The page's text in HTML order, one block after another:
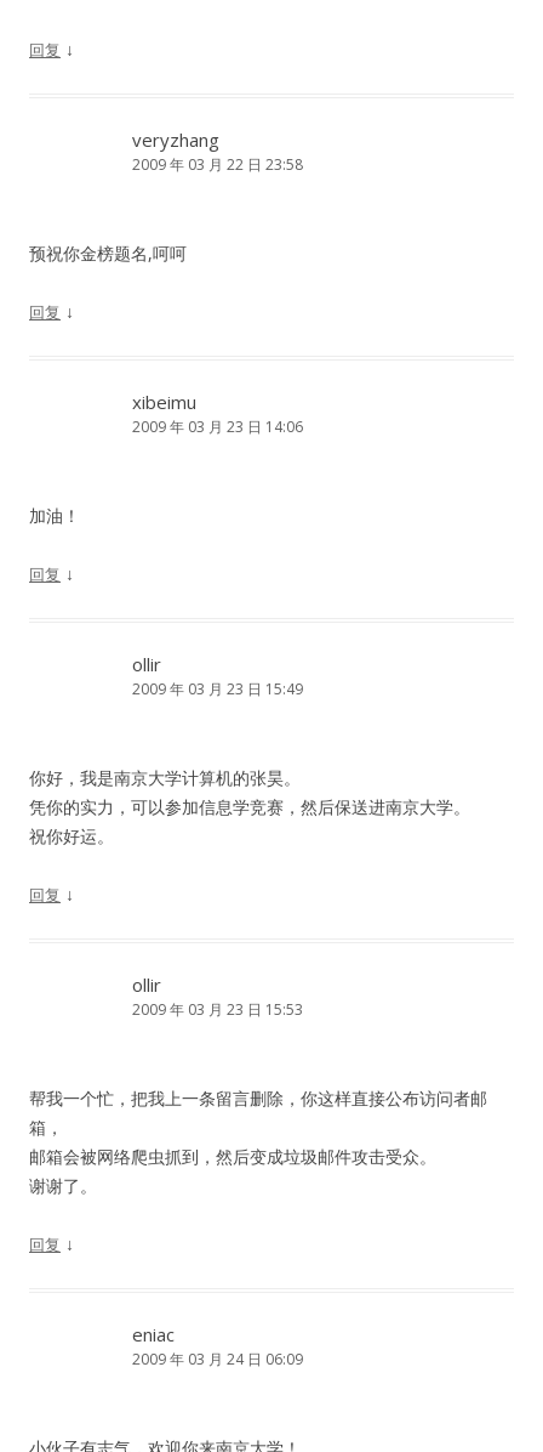
回复 ↓
veryzhang
2009 年 03 月 22 日 23:58
预祝你金榜题名,呵呵
回复 ↓
xibeimu
2009 年 03 月 23 日 14:06
加油！
回复 ↓
ollir
2009 年 03 月 23 日 15:49
你好，我是南京大学计算机的张昊。
凭你的实力，可以参加信息学竞赛，然后保送进南京大学。
祝你好运。
回复 ↓
ollir
2009 年 03 月 23 日 15:53
帮我一个忙，把我上一条留言删除，你这样直接公布访问者邮
箱，
邮箱会被网络爬虫抓到，然后变成垃圾邮件攻击受众。
谢谢了。
回复 ↓
eniac
2009 年 03 月 24 日 06:09